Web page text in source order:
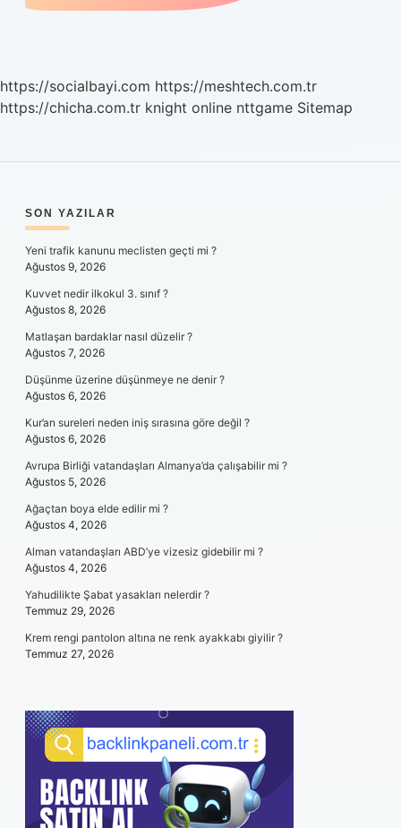
https://socialbayi.com https://meshtech.com.tr
https://chicha.com.tr knight online nttgame Sitemap
SIDEBAR
SON YAZILAR
Yeni trafik kanunu meclisten geçti mi ?
Ağustos 9, 2026
Kuvvet nedir ilkokul 3. sınıf ?
Ağustos 8, 2026
Matlaşan bardaklar nasıl düzelir ?
Ağustos 7, 2026
Düşünme üzerine düşünmeye ne denir ?
Ağustos 6, 2026
Kur’an sureleri neden iniş sırasına göre değil ?
Ağustos 6, 2026
Avrupa Birliği vatandaşları Almanya’da çalışabilir mi ?
Ağustos 5, 2026
Ağaçtan boya elde edilir mi ?
Ağustos 4, 2026
Alman vatandaşları ABD’ye vizesiz gidebilir mi ?
Ağustos 4, 2026
Yahudilikte Şabat yasakları nelerdir ?
Temmuz 29, 2026
Krem rengi pantolon altına ne renk ayakkabı giyilir ?
Temmuz 27, 2026